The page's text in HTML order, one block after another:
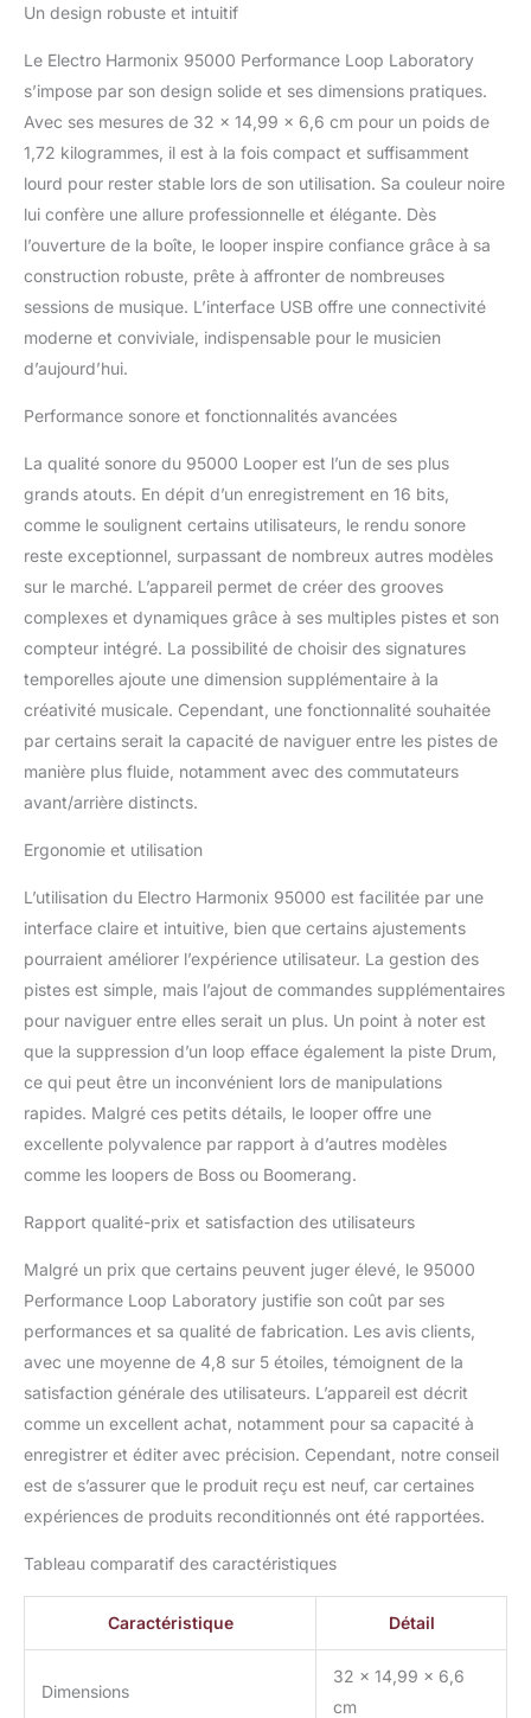
priorité absolue et
occupe une place
centrale.
Un design robuste et intuitif
Le Electro Harmonix 95000 Performance Loop Laboratory
s’impose par son design solide et ses dimensions pratiques.
Avec ses mesures de 32 x 14,99 x 6,6 cm pour un poids de
1,72 kilogrammes, il est à la fois compact et suffisamment
lourd pour rester stable lors de son utilisation. Sa couleur noire
lui confère une allure professionnelle et élégante. Dès
l’ouverture de la boîte, le looper inspire confiance grâce à sa
construction robuste, prête à affronter de nombreuses
sessions de musique. L’interface USB offre une connectivité
moderne et conviviale, indispensable pour le musicien
d’aujourd’hui.
Performance sonore et fonctionnalités avancées
La qualité sonore du 95000 Looper est l’un de ses plus
grands atouts. En dépit d’un enregistrement en 16 bits,
comme le soulignent certains utilisateurs, le rendu sonore
reste exceptionnel, surpassant de nombreux autres modèles
sur le marché. L’appareil permet de créer des grooves
complexes et dynamiques grâce à ses multiples pistes et son
compteur intégré. La possibilité de choisir des signatures
temporelles ajoute une dimension supplémentaire à la
créativité musicale. Cependant, une fonctionnalité souhaitée
par certains serait la capacité de naviguer entre les pistes de
manière plus fluide, notamment avec des commutateurs
avant/arrière distincts.
Ergonomie et utilisation
L’utilisation du Electro Harmonix 95000 est facilitée par une
interface claire et intuitive, bien que certains ajustements
pourraient améliorer l’expérience utilisateur. La gestion des
pistes est simple, mais l’ajout de commandes supplémentaires
pour naviguer entre elles serait un plus. Un point à noter est
que la suppression d’un loop efface également la piste Drum,
ce qui peut être un inconvénient lors de manipulations
rapides. Malgré ces petits détails, le looper offre une
excellente polyvalence par rapport à d’autres modèles
comme les loopers de Boss ou Boomerang.
Rapport qualité-prix et satisfaction des utilisateurs
Malgré un prix que certains peuvent juger élevé, le 95000
Performance Loop Laboratory justifie son coût par ses
performances et sa qualité de fabrication. Les avis clients,
avec une moyenne de 4,8 sur 5 étoiles, témoignent de la
satisfaction générale des utilisateurs. L’appareil est décrit
comme un excellent achat, notamment pour sa capacité à
enregistrer et éditer avec précision. Cependant, notre conseil
est de s’assurer que le produit reçu est neuf, car certaines
expériences de produits reconditionnés ont été rapportées.
Tableau comparatif des caractéristiques
Caractéristique Détail
Dimensions
32 x 14,99 x 6,6
cm